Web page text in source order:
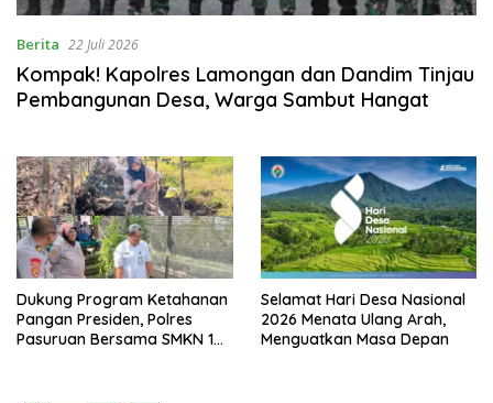
Berita 22 Juli 2026
Kompak! Kapolres Lamongan dan Dandim Tinjau
Pembangunan Desa, Warga Sambut Hangat
Dukung Program Ketahanan
Pangan Presiden, Polres
Pasuruan Bersama SMKN 1
Selamat Hari Desa Nasional
2026 Menata Ulang Arah,
Menguatkan Masa Depan